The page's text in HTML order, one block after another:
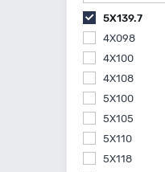
5X139.7
4X098
4X100
4X108
5X100
5X105
5X110
5X118